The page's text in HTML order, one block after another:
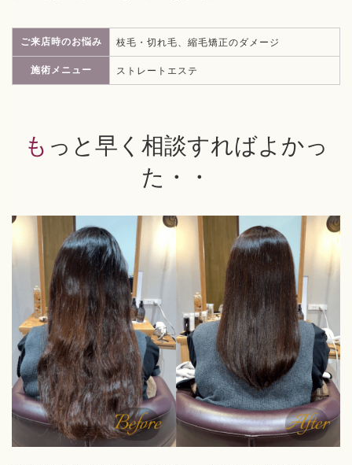
ご来店時のお悩み 枝毛・切れ毛、縮毛矯正のダメージ
施術メニュー ストレートエステ
もっと早く相談すればよかっ
た・・